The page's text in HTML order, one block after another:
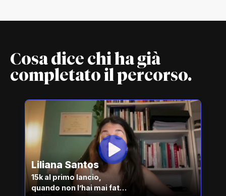
Cosa dice chi ha già
completato il percorso.